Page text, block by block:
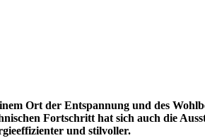
Ort der Entspannung und des
Fortschritt hat sich auch die
und stilvoller.